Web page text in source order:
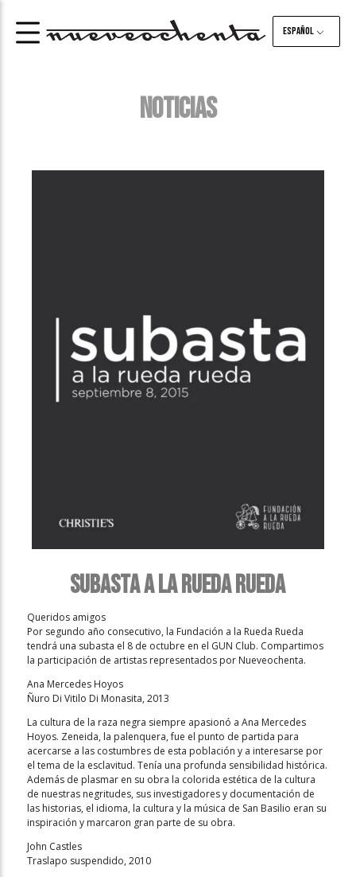
Español
NOTICIAS
Subasta A la Rueda Rueda
Queridos amigos
Por segundo año consecutivo, la Fundación a la Rueda Rueda
tendrá una subasta el 8 de octubre en el GUN Club. Compartimos
la participación de artistas representados por Nueveochenta.
Ana Mercedes Hoyos
Ñuro Di Vitilo Di Monasita, 2013
La cultura de la raza negra siempre apasionó a Ana Mercedes
Hoyos. Zeneida, la palenquera, fue el punto de partida para
acercarse a las costumbres de esta población y a interesarse por
el tema de la esclavitud. Tenía una profunda sensibilidad histórica.
Además de plasmar en su obra la colorida estética de la cultura
de nuestras negritudes, sus investigadores y documentación de
las historias, el idioma, la cultura y la música de San Basilio eran su
inspiración y marcaron gran parte de su obra.
John Castles
Traslapo suspendido, 2010